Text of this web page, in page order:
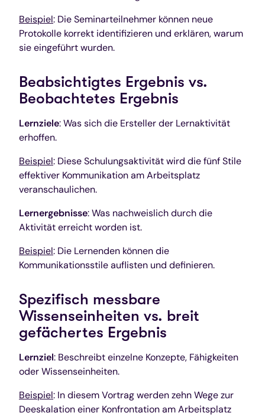
Beispiel: Die Seminarteilnehmer können neue
Protokolle korrekt identifizieren und erklären, warum
sie eingeführt wurden.
Beabsichtigtes Ergebnis vs.
Beobachtetes Ergebnis
Lernziele: Was sich die Ersteller der Lernaktivität
erhoffen.
Beispiel: Diese Schulungsaktivität wird die fünf Stile
effektiver Kommunikation am Arbeitsplatz
veranschaulichen.
Lernergebnisse: Was nachweislich durch die
Aktivität erreicht worden ist.
Beispiel: Die Lernenden können die
Kommunikationsstile auflisten und definieren.
Spezifisch messbare
Wissenseinheiten vs. breit
gefächertes Ergebnis
Lernziel: Beschreibt einzelne Konzepte, Fähigkeiten
oder Wissenseinheiten.
Beispiel: In diesem Vortrag werden zehn Wege zur
Deeskalation einer Konfrontation am Arbeitsplatz